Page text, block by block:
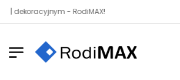
- RodiMAX!